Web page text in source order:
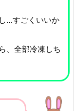
…すごくいいか
、全部冷凍しち